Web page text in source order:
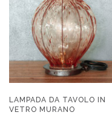
LAMPADA DA TAVOLO IN
VETRO MURANO